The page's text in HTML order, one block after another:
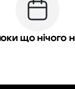
що нічого